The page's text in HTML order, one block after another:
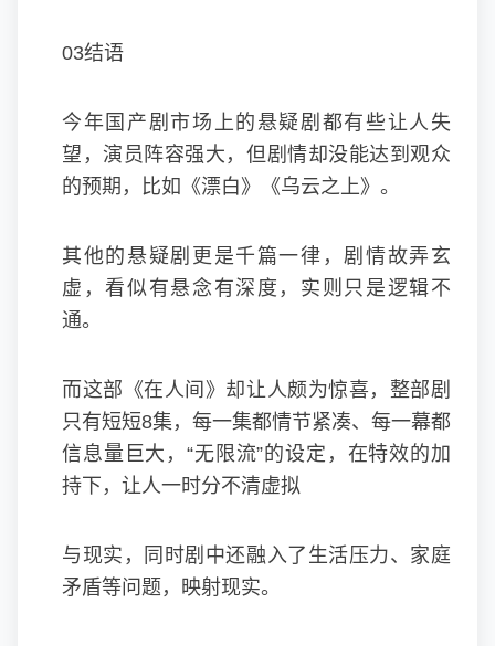
03结语
今年国产剧市场上的悬疑剧都有些让人失
望，演员阵容强大，但剧情却没能达到观众
的预期，比如《漂白》《乌云之上》。
其他的悬疑剧更是千篇一律，剧情故弄玄
虚，看似有悬念有深度，实则只是逻辑不
通。
而这部《在人间》却让人颇为惊喜，整部剧
只有短短8集，每一集都情节紧凑、每一幕都
信息量巨大，“无限流”的设定，在特效的加
持下，让人一时分不清虚拟
与现实，同时剧中还融入了生活压力、家庭
矛盾等问题，映射现实。